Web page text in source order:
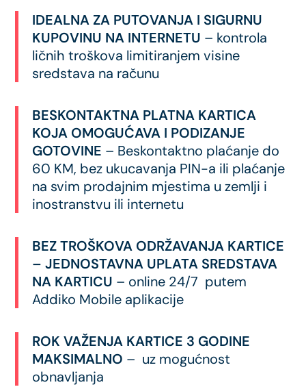
IDEALNA ZA PUTOVANJA I SIGURNU
KUPOVINU NA INTERNETU – kontrola
ličnih troškova limitiranjem visine
sredstava na računu
BESKONTAKTNA PLATNA KARTICA
KOJA OMOGUĆAVA I PODIZANJE
GOTOVINE – Beskontaktno plaćanje do
60 KM, bez ukucavanja PIN-a ili plaćanje
na svim prodajnim mjestima u zemlji i
inostranstvu ili internetu
BEZ TROŠKOVA ODRŽAVANJA KARTICE
–JEDNOSTAVNA UPLATA SREDSTAVA
NA KARTICU – online 24/7 putem
Addiko Mobile aplikacije
ROK VAŽENJA KARTICE 3 GODINE
MAKSIMALNO – uz mogućnost
obnavljanja